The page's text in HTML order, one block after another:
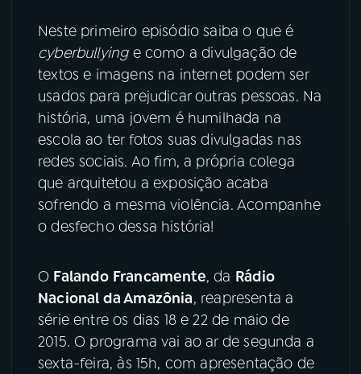
FESTIVAL DE MÚSICA
ACOMPANHE A RÁDIO NACIONAL
YouTube Facebook
TikTok
Neste primeiro episódio saiba o que é
cyberbullying e como a divulgação de
textos e imagens na internet podem ser
usados para prejudicar outras pessoas. Na
história, uma jovem é humilhada na
escola ao ter fotos suas divulgadas nas
redes sociais. Ao fim, a própria colega
que arquitetou a exposição acaba
sofrendo a mesma violência. Acompanhe
o desfecho dessa história!
O Falando Francamente, da Rádio
Nacional da Amazônia, reapresenta a
série entre os dias 18 e 22 de maio de
2015. O programa vai ao ar de segunda a
sexta-feira, às 15h, com apresentação de